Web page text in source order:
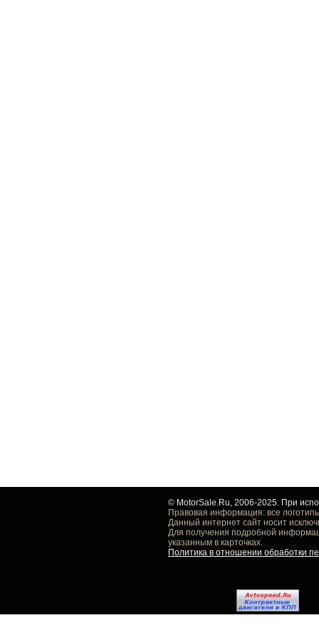
© MotorSale.Ru, 2006-2025. При
Правовая информация: все
Данный интернет сайт носит
Для получения подробной
указанным в карточках.
Политика в отношении обработки